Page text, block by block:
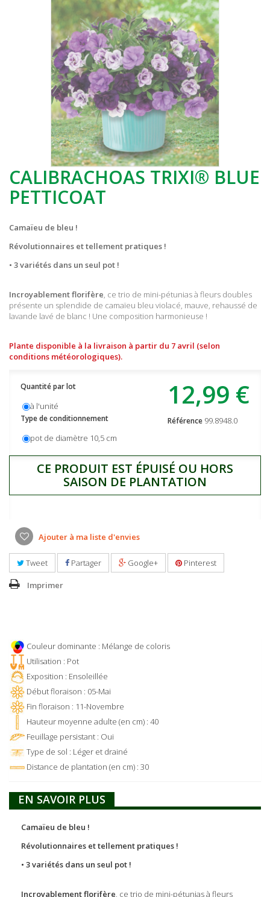
CALIBRACHOAS TRIXI® BLUE
PETTICOAT
Camaïeu de bleu !
Révolutionnaires et tellement pratiques !
• 3 variétés dans un seul pot !
Incroyablement florifère, ce trio de mini-pétunias à fleurs doubles
présente un splendide de camaïeu bleu violacé, mauve, rehaussé de
lavande lavé de blanc ! Une composition harmonieuse !
Plante disponible à la livraison à partir du 7 avril (selon
conditions météorologiques).
12,99 €
Référence 99.8948.0
Quantité par lot
à l'unité
Type de conditionnement
pot de diamètre 10,5 cm
CE PRODUIT EST ÉPUISÉ OU HORS
SAISON DE PLANTATION
Ajouter à ma liste d'envies
Tweet Partager Google+ Pinterest
Imprimer
Couleur dominante : Mélange de coloris
Utilisation : Pot
Exposition : Ensoleillée
Début floraison : 05-Mai
Fin floraison : 11-Novembre
Hauteur moyenne adulte (en cm) : 40
Feuillage persistant : Oui
Type de sol : Léger et drainé
Distance de plantation (en cm) : 30
EN SAVOIR PLUS
Camaïeu de bleu !
Révolutionnaires et tellement pratiques !
• 3 variétés dans un seul pot !
Incroyablement florifère, ce trio de mini-pétunias à fleurs